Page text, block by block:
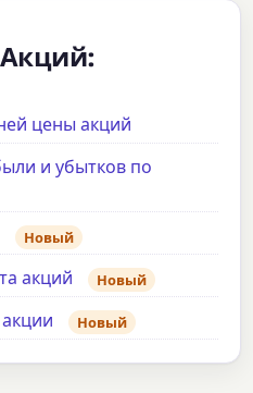
цены акций
и убытков по
Новый
акций Новый
Новый